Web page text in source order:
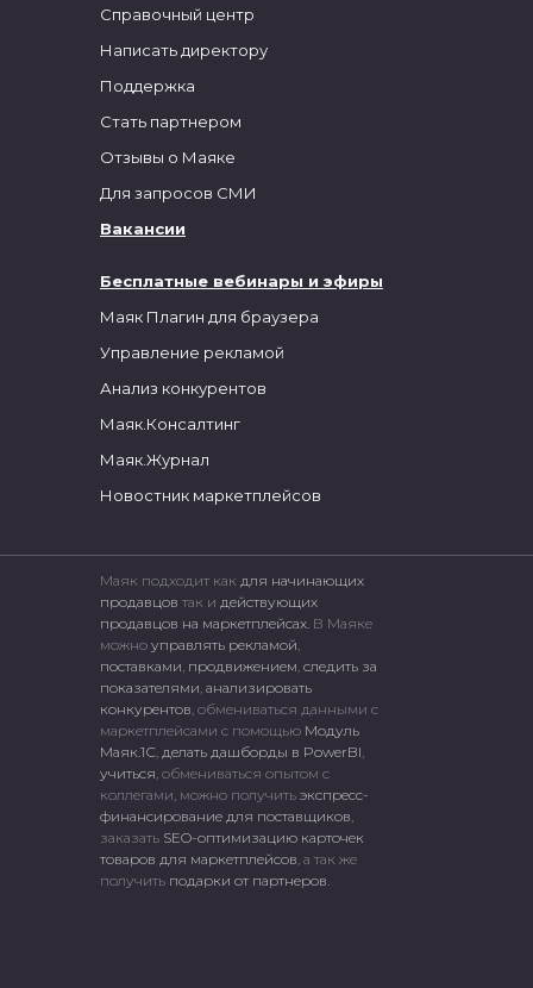
Бесплатные вебинары и эфиры
Маяк Плагин для браузера
Управление рекламой
Анализ конкурентов
Маяк.Консалтинг
Маяк.Журнал
Новостник маркетплейсов
Справочный центр
Написать директору
Поддержка
Стать партнером
Отзывы о Маяке
Для запросов СМИ
Вакансии
Маяк подходит как для начинающих
продавцов так и действующих
продавцов на маркетплейсах. В Маяке
можно управлять рекламой
поставками продвижением следить за
показателями анализировать
конкурентов , обмениваться данными с
маркетплейсами c помощью Модуль
Маяк.1С делать дашборды в PowerBI
учиться , обмениваться опытом с
коллегами, можно получить экспресс-
финансирование для поставщиков
заказать SEO-оптимизацию карточек
товаров для маркетплейсов , а так же
получить подарки от партнеров